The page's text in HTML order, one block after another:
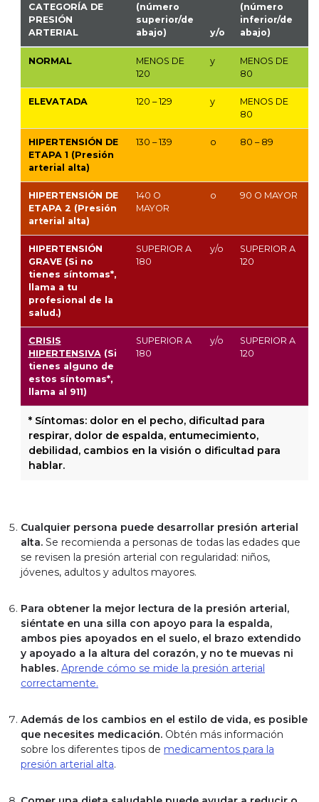
CATEGORÍA DE
PRESIÓN
ARTERIAL
(número
superior/de
abajo)
y/o
(número
inferior/de
abajo)
NORMAL
MENOS DE
120
y
MENOS DE
80
ELEVATADA 120 – 129 y
MENOS DE
80
HIPERTENSIÓN DE
ETAPA 1 (Presión
arterial alta)
130 – 139 o 80 – 89
HIPERTENSIÓN DE
ETAPA 2 (Presión
arterial alta)
140 O
MAYOR
o 90 O MAYOR
HIPERTENSIÓN
GRAVE(Si no
tienes síntomas*,
llama a tu
profesional de la
salud.)
SUPERIOR A
180
y/o
SUPERIOR A
120
CRISIS
HIPERTENSIVA(Si
tienes alguno de
estos síntomas*,
llama al 911)
SUPERIOR A
180
y/o
SUPERIOR A
120
* Síntomas: dolor en el pecho, dificultad para
respirar, dolor de espalda, entumecimiento,
debilidad, cambios en la visión o dificultad para
hablar.
Cualquier persona puede desarrollar presión arterial
alta. Se recomienda a personas de todas las edades que
se revisen la presión arterial con regularidad: niños,
jóvenes, adultos y adultos mayores.
Para obtener la mejor lectura de la presión arterial,
siéntate en una silla con apoyo para la espalda,
ambos pies apoyados en el suelo, el brazo extendido
y apoyado a la altura del corazón, y no te muevas ni
hables. Aprende cómo se mide la presión arterial
correctamente.
Además de los cambios en el estilo de vida, es posible
que necesites medicación. Obtén más información
sobre los diferentes tipos de medicamentos para la
presión arterial alta.